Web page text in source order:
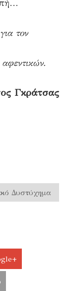
τον
Γκράτσας
Δυστύχημα